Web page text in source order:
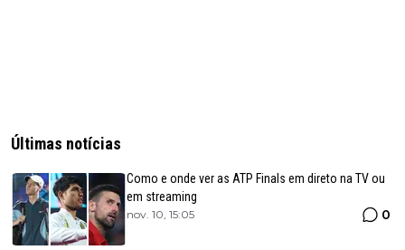
Últimas notícias
Como e onde ver as ATP Finals em direto na TV ou
em streaming
nov. 10, 15:05 0